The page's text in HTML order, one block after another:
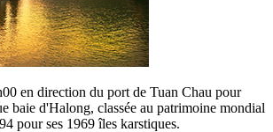
en direction du port de Tuan Chau pour
baie d'Halong, classée au patrimoine mondial
pour ses 1969 îles karstiques.